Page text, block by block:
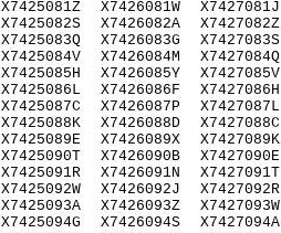
X7425081Z
X7425082S
X7425083Q
X7425084V
X7425085H
X7425086L
X7425087C
X7425088K
X7425089E
X7425090T
X7425091R
X7425092W
X7425093A
X7425094G
X7426081W
X7426082A
X7426083G
X7426084M
X7426085Y
X7426086F
X7426087P
X7426088D
X7426089X
X7426090B
X7426091N
X7426092J
X7426093Z
X7426094S
X7427081J
X7427082Z
X7427083S
X7427084Q
X7427085V
X7427086H
X7427087L
X7427088C
X7427089K
X7427090E
X7427091T
X7427092R
X7427093W
X7427094A